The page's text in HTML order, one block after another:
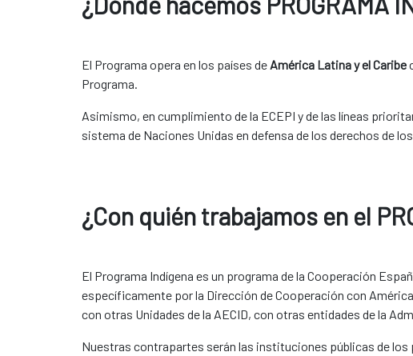
El Programa opera en los países de América Latina y el Caribe
Programa.
Asimismo, en cumplimiento de la ECEPI y de las líneas
sistema de Naciones Unidas en defensa de los derechos de
¿Con quién trabajamos en el
El Programa Indígena es un programa de la Cooperación
específicamente por la Dirección de Cooperación con América
con otras Unidades de la AECID, con otras entidades de la
Nuestras contrapartes serán las instituciones públicas de los